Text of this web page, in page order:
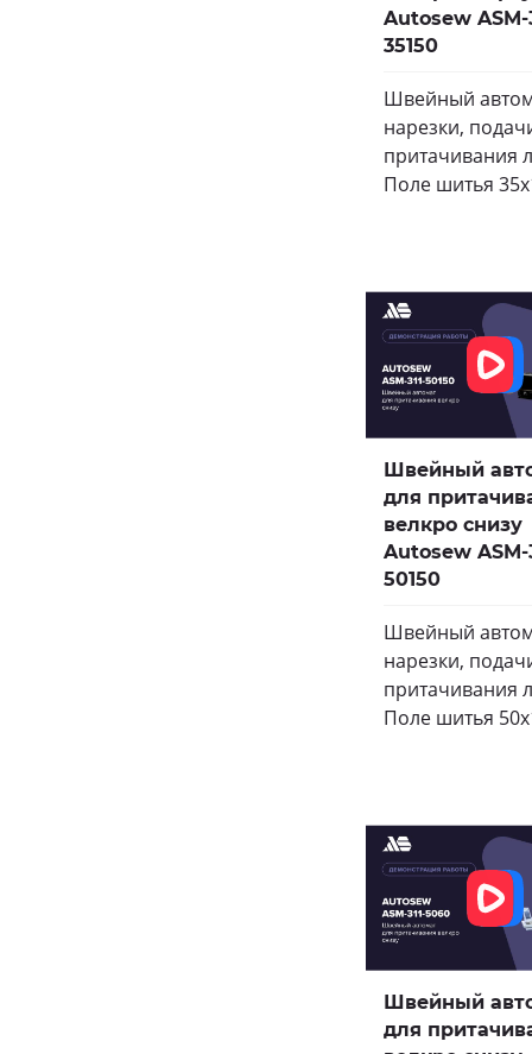
Autosew ASM-
35150
Швейный
нарезки,
притачивания
Поле шитья
Швейный
для
велкро снизу
Autosew ASM-
50150
Швейный
нарезки,
притачивания
Поле шитья
Швейный
для